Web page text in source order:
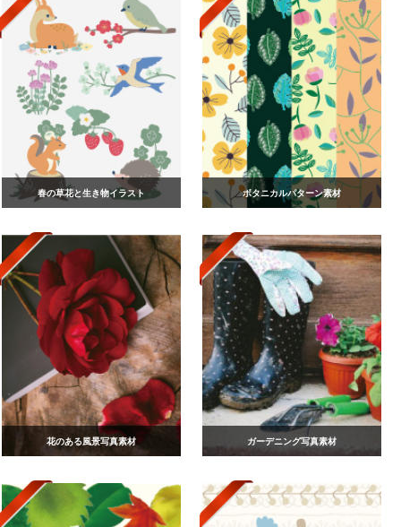
春の草花と生き物イラスト ボタニカルパターン素材
花のある風景写真素材 ガーデニング写真素材